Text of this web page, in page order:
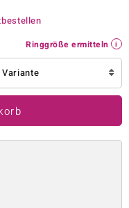
Ringgröße ermitteln